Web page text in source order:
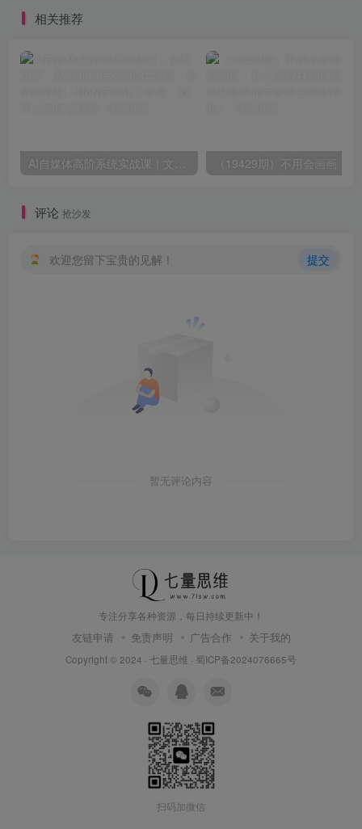
相关推荐
评论 抢沙发
欢迎您留下宝贵的见解！ 提交
暂无评论内容
专注分享各种资源，每日持续更新中！
友链申请 免责声明 广告合作 关于我的
Copyright © 2024 · 七量思维 · 蜀ICP备2024076665号
扫码加微信